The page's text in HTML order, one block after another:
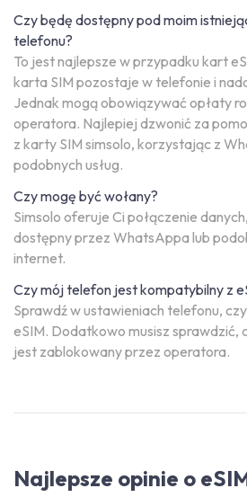
Czy będę dostępny pod moim
telefonu?
To jest najlepsze w przypadku kart
karta SIM pozostaje w telefonie i
Jednak mogą obowiązywać opłaty
operatora. Najlepiej dzwonić za
z karty SIM simsolo, korzystając z
podobnych usług.
Czy mogę być wołany?
Simsolo oferuje Ci połączenie
dostępny przez WhatsAppa lub
internet.
Czy mój telefon jest kompatybilny z
Sprawdź w ustawieniach telefonu,
eSIM. Dodatkowo musisz sprawdzić,
jest zablokowany przez operatora.
Najlepsze opinie o